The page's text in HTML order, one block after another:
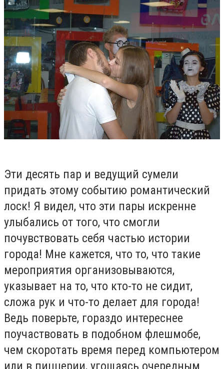
Эти десять пар и ведущий сумели
придать этому событию романтический
лоск! Я видел, что эти пары искренне
улыбались от того, что смогли
почувствовать себя частью истории
города! Мне кажется, что то, что такие
мероприятия организовываются,
указывает на то, что кто-то не сидит,
сложа рук и что-то делает для города!
Ведь поверьте, гораздо интереснее
поучаствовать в подобном флешмобе,
чем скоротать время перед компьютером
или в пиццерии, угощаясь очередным